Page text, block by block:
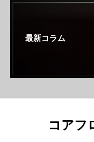
最新コラム
コアフ